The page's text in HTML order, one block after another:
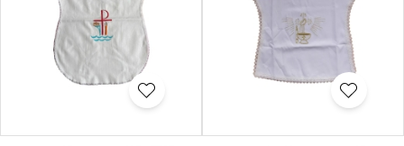
式還是創新設計，我們都有適合您的選擇。iGift 也提供
教服飾和 天主教服飾的選擇。選擇 iGift，讓您的宗教服裝成
為展現信仰的重要一環，在每次宗教活動中都能感受到神聖
的力量。牧師衫和聖詩袍最少訂購量 -MOQ: 1件起 ； 價
格：HKD60/ 起, 視乎數量而定。貨期約需3-7天